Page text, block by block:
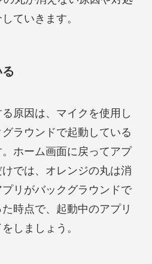
ていきます。
原因は、マイクを使用し
ラウンドで起動している
ホーム画面に戻ってアプ
では、オレンジの丸は消
リがバックグラウンドで
時点で、起動中のアプリ
しましょう。